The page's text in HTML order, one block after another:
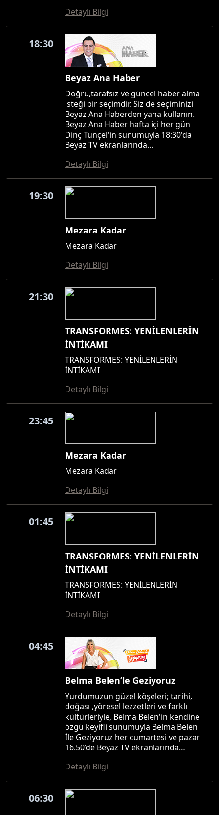
Detaylı Bilgi
18:30
Beyaz Ana Haber
Doğru,tarafsız ve güncel haber alma
isteği bir seçimdir. Siz de seçiminizi
Beyaz Ana Haberden yana kullanın.
Beyaz Ana Haber hafta içi her gün
Dinç Tunçel'in sunumuyla 18:30'da
Beyaz TV ekranlarında...
Detaylı Bilgi
19:30
Mezara Kadar
Mezara Kadar
Detaylı Bilgi
21:30
TRANSFORMES: YENİLENLERİN
İNTİKAMI
TRANSFORMES: YENİLENLERİN
İNTİKAMI
Detaylı Bilgi
23:45
Mezara Kadar
Mezara Kadar
Detaylı Bilgi
01:45
TRANSFORMES: YENİLENLERİN
İNTİKAMI
TRANSFORMES: YENİLENLERİN
İNTİKAMI
Detaylı Bilgi
04:45
Belma Belen’le Geziyoruz
Yurdumuzun güzel köşeleri; tarihi,
doğası ,yöresel lezzetleri ve farklı
kültürleriyle, Belma Belen'in kendine
özgü keyifli sunumuyla Belma Belen
İle Geziyoruz her cumartesi ve pazar
16.50’de Beyaz TV ekranlarında…
Detaylı Bilgi
06:30